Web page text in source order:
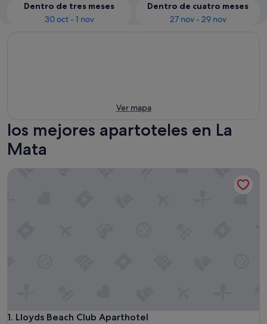
Dentro de tres meses
30 oct - 1 nov
Dentro de cuatro meses
27 nov - 29 nov
Ver mapa
los mejores apartoteles en La
Mata
1. Lloyds Beach Club Aparthotel
Lloyds Beach Club Aparthotel